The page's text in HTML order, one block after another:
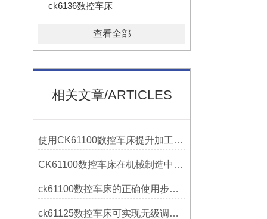
ck6136数控车床
查看全部
相关文章/ARTICLES
使用CK61100数控车床提升加工精度的方法
CK61100数控车床在机械制造中的实际表现
ck61100数控车床的正确使用步骤是什么？
ck61125数控车床可实现无级调速控制